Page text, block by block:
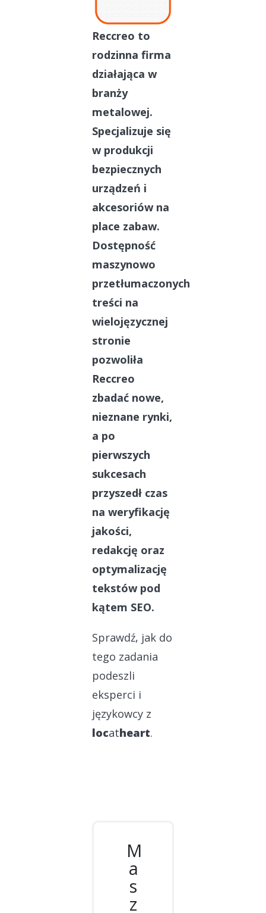
Reccreo to
rodzinna firma
działająca w
branży
metalowej.
Specjalizuje się
w produkcji
bezpiecznych
urządzeń i
akcesoriów na
place zabaw.
Dostępność
maszynowo
przetłumaczonych
treści na
wielojęzycznej
stronie
pozwoliła
Reccreo
zbadać nowe,
nieznane rynki,
a po
pierwszych
sukcesach
przyszedł czas
na weryfikację
jakości,
redakcję oraz
optymalizację
tekstów pod
kątem SEO.
Sprawdź, jak do
tego zadania
podeszli
eksperci i
językowcy z
locatheart.
M
a
s
z